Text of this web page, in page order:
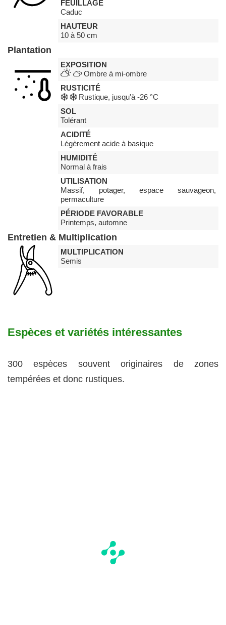
FEUILLAGE
Caduc
HAUTEUR
10 à 50 cm
Plantation
EXPOSITION
Ombre à mi-ombre
RUSTICITÉ
Rustique, jusqu'à -26 °C
SOL
Tolérant
ACIDITÉ
Légèrement acide à basique
HUMIDITÉ
Normal à frais
UTILISATION
Massif, potager, espace sauvageon,
permaculture
PÉRIODE FAVORABLE
Printemps, automne
Entretien & Multiplication
MULTIPLICATION
Semis
Espèces et variétés intéressantes
300 espèces souvent originaires de zones
tempérées et donc rustiques.